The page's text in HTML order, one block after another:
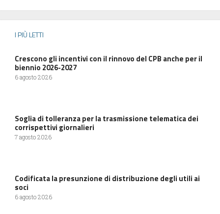
I PIÙ LETTI
Crescono gli incentivi con il rinnovo del CPB anche per il
biennio 2026-2027
6 agosto 2026
Soglia di tolleranza per la trasmissione telematica dei
corrispettivi giornalieri
7 agosto 2026
Codificata la presunzione di distribuzione degli utili ai
soci
6 agosto 2026